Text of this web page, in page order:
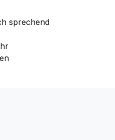
sprechend